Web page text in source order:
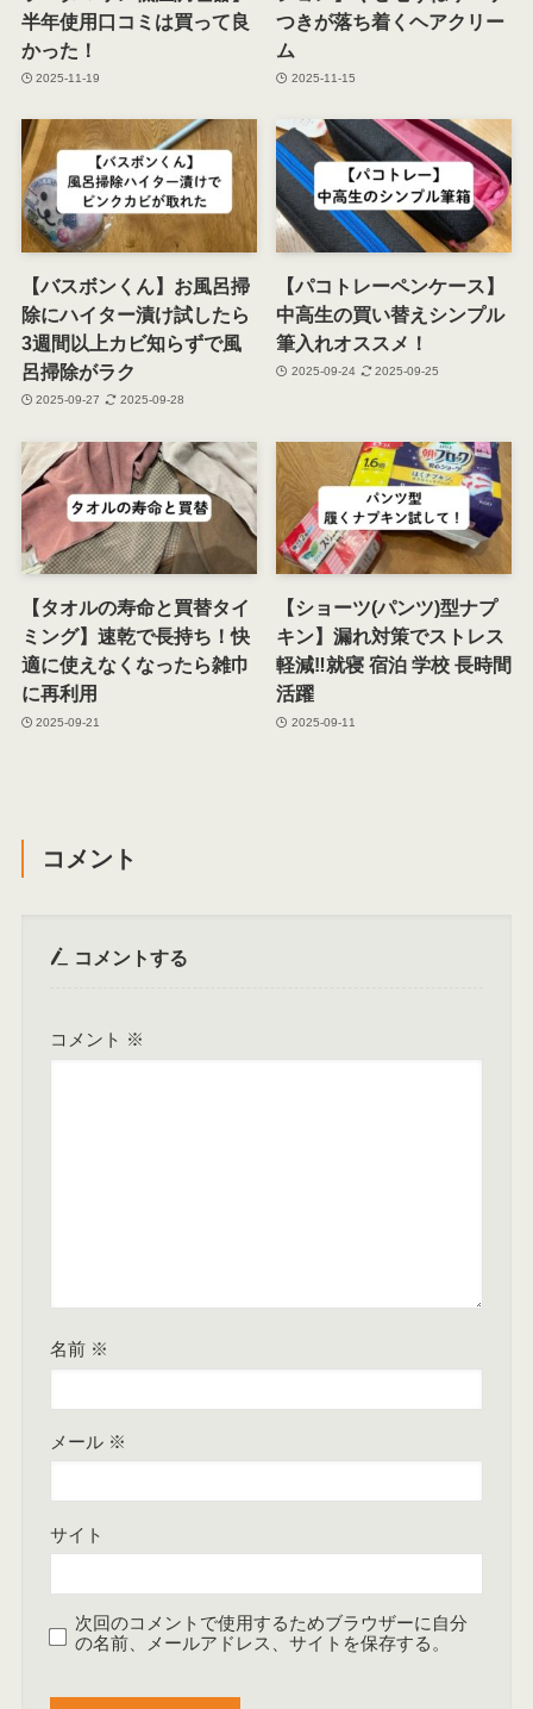
半年使用口コミは買って良
かった！
2025-11-19
つきが落ち着くヘアクリー
ム
2025-11-15
【バスボンくん】お風呂掃
除にハイター漬け試したら
3週間以上カビ知らずで風
呂掃除がラク
2025-09-27 2025-09-28
【パコトレーペンケース】
中高生の買い替えシンプル
筆入れオススメ！
2025-09-24 2025-09-25
【タオルの寿命と買替タイ
ミング】速乾で長持ち！快
適に使えなくなったら雑巾
に再利用
2025-09-21
【ショーツ(パンツ)型ナプ
キン】漏れ対策でストレス
軽減‼就寝 宿泊 学校 長時間
活躍
2025-09-11
コメント
コメントする
コメント ※
名前 ※
メール ※
サイト
次回のコメントで使用するためブラウザーに自分
の名前、メールアドレス、サイトを保存する。